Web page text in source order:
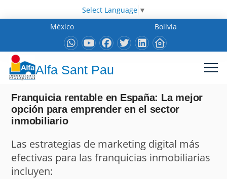
Select Language ▼
México
Bolivia
Alfa Sant Pau
Franquicia rentable en España: La mejor
opción para emprender en el sector
inmobiliario
Las estrategias de marketing digital más
efectivas para las franquicias inmobiliarias
incluyen: